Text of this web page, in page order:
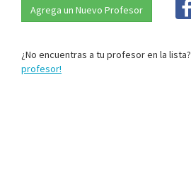
Agrega un Nuevo Profesor
¿No encuentras a tu profesor en la lista?
profesor!